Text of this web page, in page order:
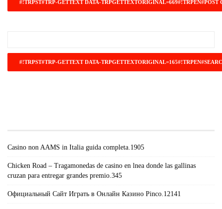
Casino non AAMS in Italia guida completa.1905
Chicken Road – Tragamonedas de casino en lnea donde las gallinas
cruzan para entregar grandes premio.345
Официальный Сайт Играть в Онлайн Казино Pinco.12141